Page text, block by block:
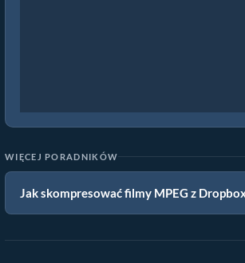
WIĘCEJ PORADNIKÓW
Jak skompresować filmy MPEG z